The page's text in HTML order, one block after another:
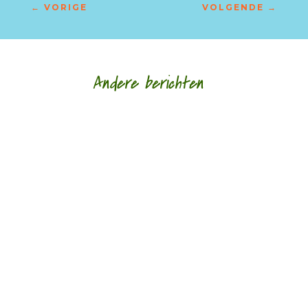
← VORIGE VOLGENDE →
Andere berichten